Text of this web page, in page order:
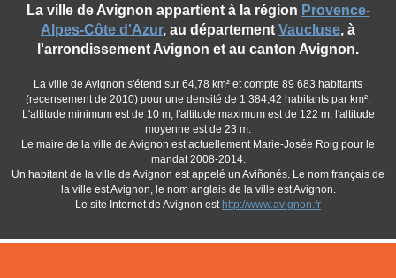
La ville de Avignon appartient à la région Provence-
Alpes-Côte d'Azur, au département Vaucluse, à
l'arrondissement Avignon et au canton Avignon.
La ville de Avignon s'étend sur 64,78 km² et compte 89 683 habitants
(recensement de 2010) pour une densité de 1 384,42 habitants par km².
L'altitude minimum est de 10 m, l'altitude maximum est de 122 m, l'altitude
moyenne est de 23 m.
Le maire de la ville de Avignon est actuellement Marie-Josée Roig pour le
mandat 2008-2014.
Un habitant de la ville de Avignon est appelé un Aviñonés. Le nom français de
la ville est Avignon, le nom anglais de la ville est Avignon.
Le site Internet de Avignon est http://www.avignon.fr